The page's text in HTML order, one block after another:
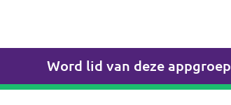
Word lid van deze appgroep